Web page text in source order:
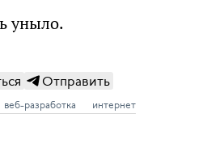
уныло.
Отправить
веб-разработка интернет